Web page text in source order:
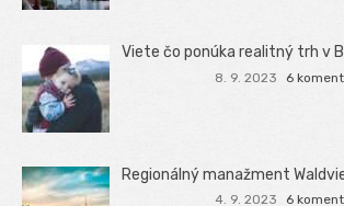
Viete čo ponúka realitný trh v
8. 9. 2023 6
Regionálný manažment
4. 9. 2023 6